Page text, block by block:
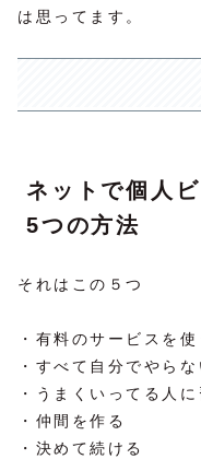
は思ってます。
ネットで個人
5つの方法
それはこの５つ
・有料のサービスを使
・すべて自分でやらな
・うまくいってる人に
・仲間を作る
・決めて続ける